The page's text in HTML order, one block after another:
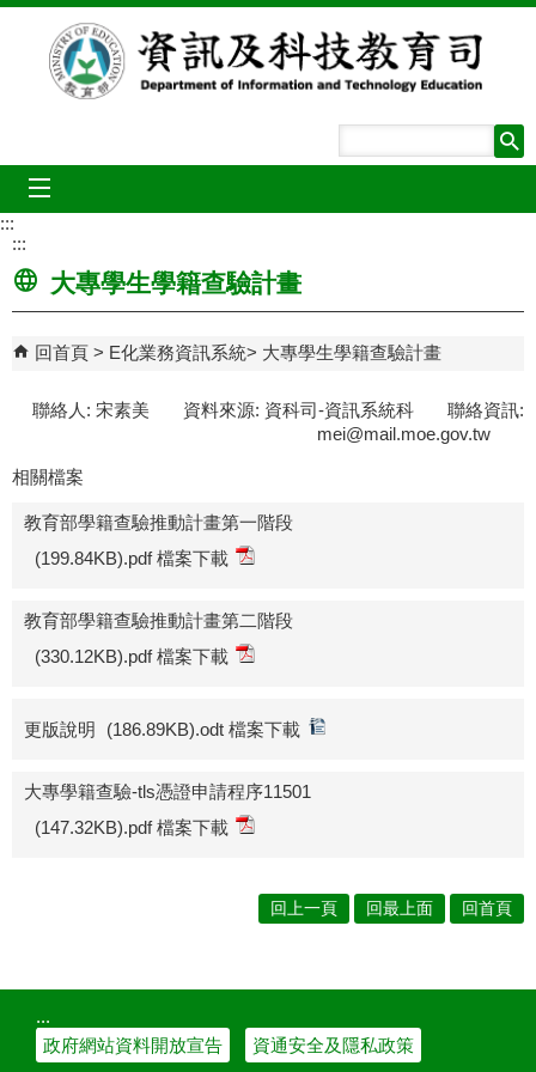
跳到主要內容區塊
:::
:::
大專學生學籍查驗計畫
回首頁 E化業務資訊系統 大專學生學籍查驗計畫
聯絡人: 宋素美 資料來源: 資科司-資訊系統科 聯絡資訊:
mei@mail.moe.gov.tw
相關檔案
教育部學籍查驗推動計畫第一階段
(199.84KB).pdf 檔案下載
教育部學籍查驗推動計畫第二階段
(330.12KB).pdf 檔案下載
更版說明 (186.89KB).odt 檔案下載
大專學籍查驗-tls憑證申請程序11501
(147.32KB).pdf 檔案下載
回上一頁 回最上面 回首頁
:::
政府網站資料開放宣告
資通安全及隱私政策